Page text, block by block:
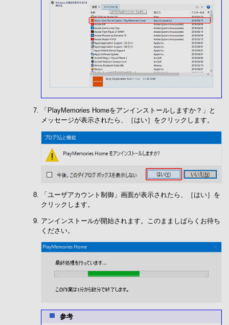
「PlayMemories Homeをアンインストールしますか？」と
メッセージが表示されたら、［はい］をクリックします。
「ユーザアカウント制御」画面が表示されたら、［はい］を
クリックします。
アンインストールが開始されます。このまましばらくお待ち
ください。
参考